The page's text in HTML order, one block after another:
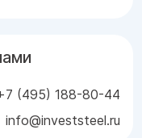
(495) 188-80-44
info@investsteel.ru